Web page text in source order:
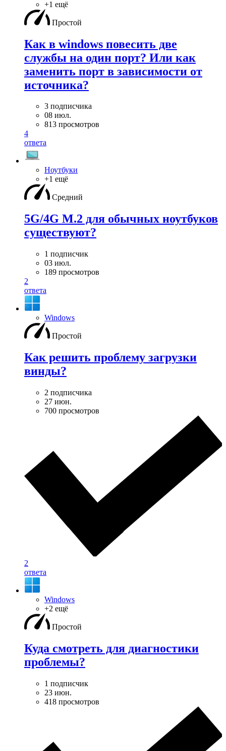
+1 ещё
Простой
Как в windows повесить две
службы на один порт? Или как
заменить порт в зависимости от
источника?
3 подписчика
08 июл.
813 просмотров
4
ответа
Ноутбуки
+1 ещё
Средний
5G/4G M.2 для обычных ноутбуков
существуют?
1 подписчик
03 июл.
189 просмотров
2
ответа
Windows
Простой
Как решить проблему загрузки
винды?
2 подписчика
27 июн.
700 просмотров
2
ответа
Windows
+2 ещё
Простой
Куда смотреть для диагностики
проблемы?
1 подписчик
23 июн.
418 просмотров